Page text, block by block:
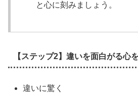
と心に刻みましょう。
【ステップ2】違いを面白がる心
違いに驚く